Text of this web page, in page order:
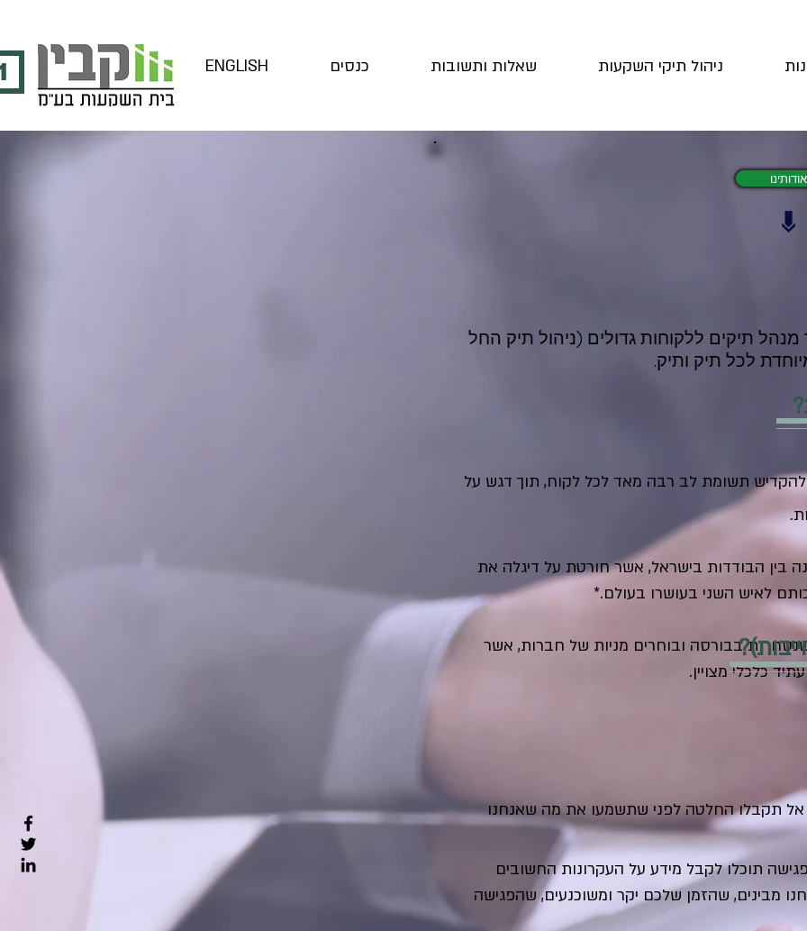
ENGLISH כנסים שאלות ותשובות ניהול תיקי השקעות
אודותינו
תיקים ללקוחות גדולים (ניהול תיק החל
לכל תיק ותיק.
להקדיש תשומת לב רבה מאד לכל לקוח, תוך דגש על
בין הבודדות בישראל, אשר חורטת על דיגלה את
לאיש השני בעושרו בעולם.*
בבורסה ובוחרים מניות של חברות, אשר
כלכלי מצויין.
תקבלו החלטה לפני שתשמעו את מה שאנחנו
תוכלו לקבל מידע על העקרונות החשובים
מבינים, שהזמן שלכם יקר ומשוכנעים, שהפגישה